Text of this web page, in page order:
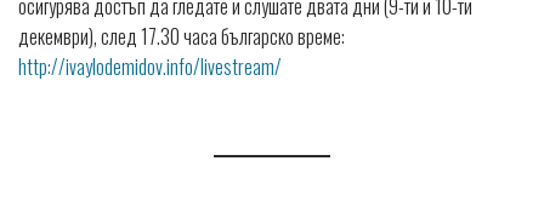
осигурява достъп да гледате и слушате двата дни (9-ти и 10-ти
декември), след 17.30 часа българско време:
http://ivaylodemidov.info/livestream/